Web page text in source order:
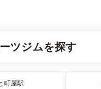
ツジムを探す
町屋駅